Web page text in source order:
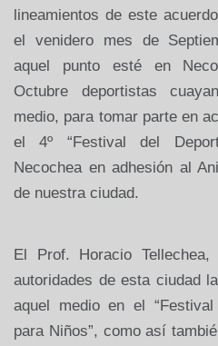
lineamientos de este
el venidero mes de
aquel punto esté en
Octubre deportistas
medio, para tomar parte en
el 4º “Festival del
Necochea en adhesión al
de nuestra ciudad.
El Prof. Horacio
autoridades de esta ciudad
aquel medio en el
para Niños”, como así